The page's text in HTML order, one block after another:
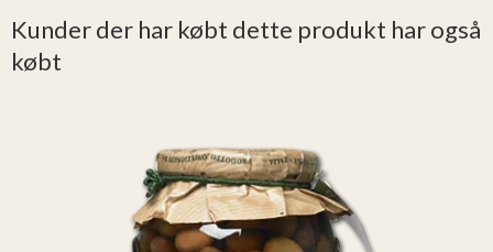
Kunder der har købt dette produkt har også
købt